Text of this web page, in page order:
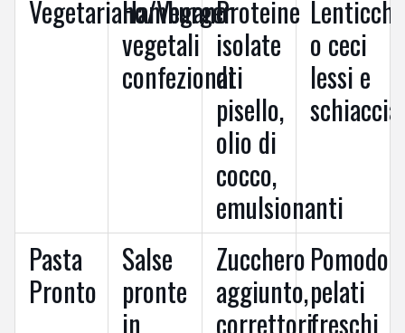
Vegetariano/Vegano
Hamburger
vegetali
confezionati
Proteine
isolate
di
pisello,
olio di
cocco,
emulsionanti
o ceci
lessi e
Pasta
Pronto
Salse
pronte
in
Zucchero
aggiunto,
correttori
Pomodori
pelati
freschi